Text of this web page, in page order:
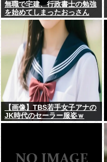
無職で宅建、行政書士の勉強
を始めてしまったおっさん
【画像】TBS若手女子アナの
JK時代のセーラー服姿ｗ